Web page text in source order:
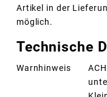
Artikel in der
möglich.
Technische
Warnhinweis